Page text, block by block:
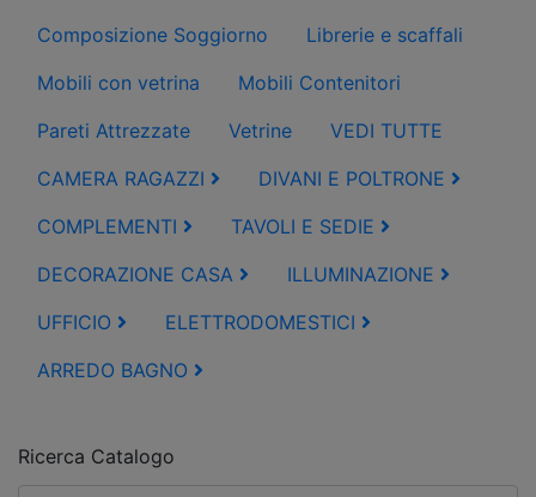
Composizione Soggiorno
Librerie e scaffali
Mobili con vetrina
Mobili Contenitori
Pareti Attrezzate
Vetrine
VEDI TUTTE
CAMERA RAGAZZI
DIVANI E POLTRONE
COMPLEMENTI
TAVOLI E SEDIE
DECORAZIONE CASA
ILLUMINAZIONE
UFFICIO
ELETTRODOMESTICI
ARREDO BAGNO
Ricerca Catalogo